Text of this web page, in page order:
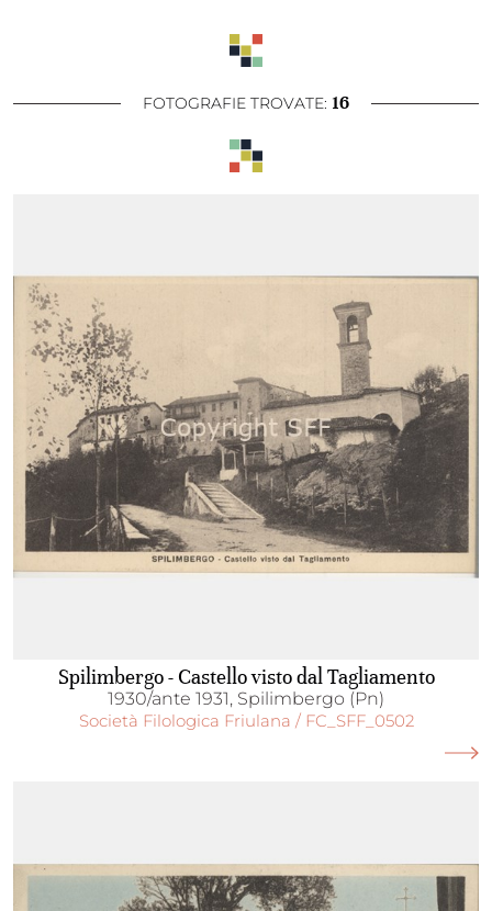
FOTOGRAFIE TROVATE: 16
Spilimbergo - Castello visto dal Tagliamento
1930/ante 1931, Spilimbergo (Pn)
Società Filologica Friulana / FC_SFF_0502